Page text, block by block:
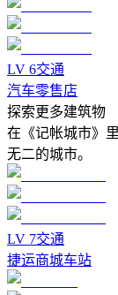
LV 6交通
汽车零售店
探索更多建筑物
在《记帐城市》
无二的城市。
LV 7交通
捷运商城车站